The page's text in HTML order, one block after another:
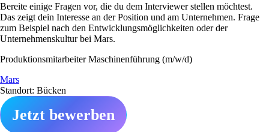
Bereite einige Fragen vor, die du dem Interviewer stellen möchtest.
Das zeigt dein Interesse an der Position und am Unternehmen. Frage
zum Beispiel nach den Entwicklungsmöglichkeiten oder der
Unternehmenskultur bei Mars.
Produktionsmitarbeiter Maschinenführung (m/w/d)
Mars
Standort: Bücken
Jetzt bewerben